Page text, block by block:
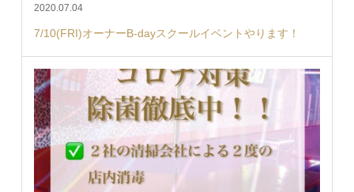
2020.07.04
7/10(FRI)オーナーB-dayスクールイベントやります！